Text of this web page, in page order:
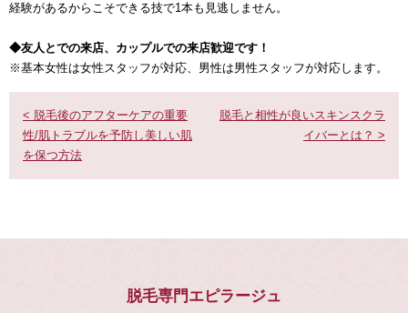
経験があるからこそできる技で1本も見逃しません。
◆友人とでの来店、カップルでの来店歓迎です！
※基本女性は女性スタッフが対応、男性は男性スタッフが対応します。
< 脱毛後のアフターケアの重要
性/肌トラブルを予防し美しい肌
を保つ方法
脱毛と相性が良いスキンスクラ
イバーとは？ >
脱毛専門エピラージュ